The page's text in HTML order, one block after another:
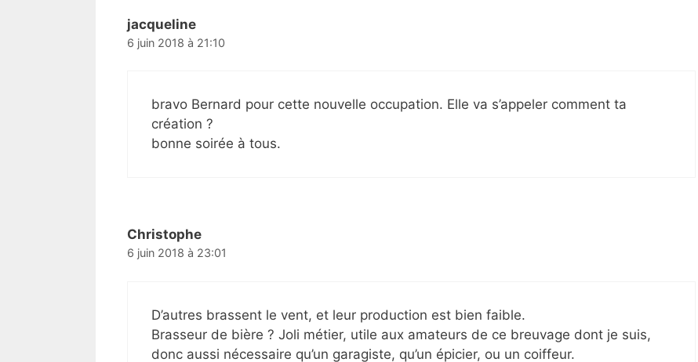
jacqueline
6 juin 2018 à 21:10
bravo Bernard pour cette nouvelle occupation. Elle va s’appeler comment ta
création ?
bonne soirée à tous.
Christophe
6 juin 2018 à 23:01
D’autres brassent le vent, et leur production est bien faible.
Brasseur de bière ? Joli métier, utile aux amateurs de ce breuvage dont je suis,
donc aussi nécessaire qu’un garagiste, qu’un épicier, ou un coiffeur.